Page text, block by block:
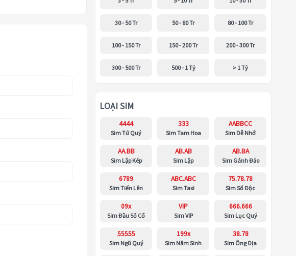
30 - 50 Tr 50 - 80 Tr 80 - 100 Tr
100 - 150 Tr 150 - 200 Tr 200 - 300 Tr
300 - 500 Tr 500 - 1 Tỷ > 1 Tỷ
LOẠI SIM
4444
Sim Tứ Quý
333
Sim Tam Hoa
AABBCC
Sim Dễ Nhớ
AA.BB
Sim Lặp Kép
AB.AB
Sim Lặp
AB.BA
Sim Gánh Đảo
6789
Sim Tiến Lên
ABC.ABC
Sim Taxi
75.78.78
Sim Số Độc
09x
Sim Đầu Số Cổ
VIP
Sim VIP
666.666
Sim Lục Quý
55555
Sim Ngũ Quý
199x
Sim Năm Sinh
38.78
Sim Ông Địa